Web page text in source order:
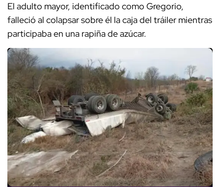
El adulto mayor, identificado como Gregorio,
falleció al colapsar sobre él la caja del tráiler mientras
participaba en una rapiña de azúcar.